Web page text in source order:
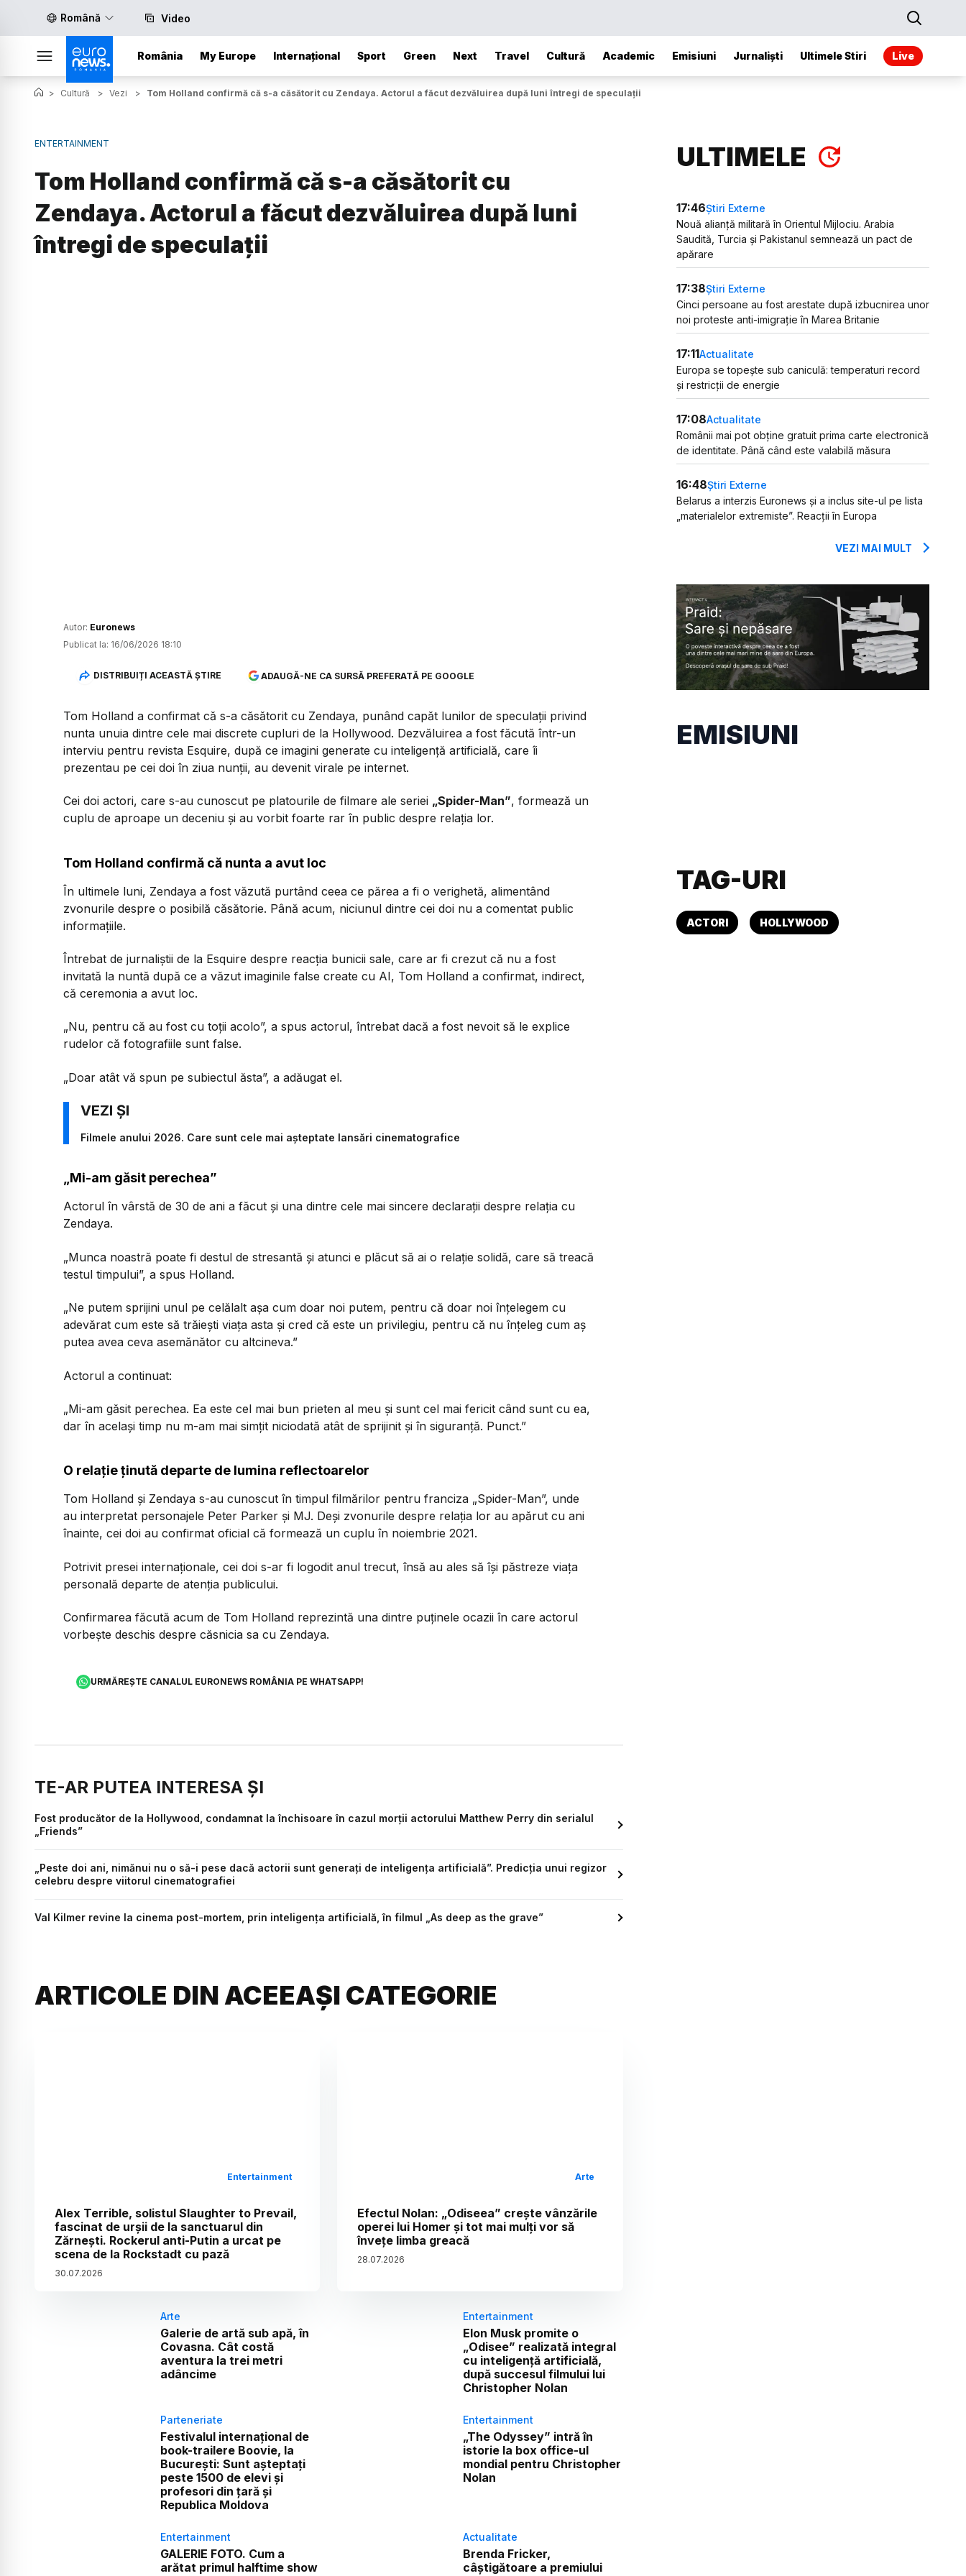
Română Video
România My Europe Internațional Sport Green Next Travel Cultură Academic Emisiuni Jurnaliști Ultimele Stiri Live
> Cultură > Vezi > Tom Holland confirmă că s-a căsătorit cu Zendaya. Actorul a făcut dezvăluirea după luni întregi de speculații
ENTERTAINMENT
Tom Holland confirmă că s-a căsătorit cu
Zendaya. Actorul a făcut dezvăluirea după luni
întregi de speculații
Autor: Euronews
Publicat la: 16/06/2026 18:10
DISTRIBUIȚI ACEASTĂ ȘTIRE ADAUGĂ-NE CA SURSĂ PREFERATĂ PE GOOGLE
Tom Holland a confirmat că s-a căsătorit cu Zendaya, punând capăt lunilor de speculații privind
nunta unuia dintre cele mai discrete cupluri de la Hollywood. Dezvăluirea a fost făcută într-un
interviu pentru revista Esquire, după ce imagini generate cu inteligență artificială, care îi
prezentau pe cei doi în ziua nunții, au devenit virale pe internet.
Cei doi actori, care s-au cunoscut pe platourile de filmare ale seriei „Spider-Man”, formează un
cuplu de aproape un deceniu și au vorbit foarte rar în public despre relația lor.
Tom Holland confirmă că nunta a avut loc
În ultimele luni, Zendaya a fost văzută purtând ceea ce părea a fi o verighetă, alimentând
zvonurile despre o posibilă căsătorie. Până acum, niciunul dintre cei doi nu a comentat public
informațiile.
Întrebat de jurnaliștii de la Esquire despre reacția bunicii sale, care ar fi crezut că nu a fost
invitată la nuntă după ce a văzut imaginile false create cu AI, Tom Holland a confirmat, indirect,
că ceremonia a avut loc.
„Nu, pentru că au fost cu toții acolo”, a spus actorul, întrebat dacă a fost nevoit să le explice
rudelor că fotografiile sunt false.
„Doar atât vă spun pe subiectul ăsta”, a adăugat el.
Filmele anului 2026. Care sunt cele mai așteptate lansări cinematografice
„Mi-am găsit perechea”
Actorul în vârstă de 30 de ani a făcut și una dintre cele mai sincere declarații despre relația cu
Zendaya.
„Munca noastră poate fi destul de stresantă și atunci e plăcut să ai o relație solidă, care să treacă
testul timpului”, a spus Holland.
„Ne putem sprijini unul pe celălalt așa cum doar noi putem, pentru că doar noi înțelegem cu
adevărat cum este să trăiești viața asta și cred că este un privilegiu, pentru că nu înțeleg cum aș
putea avea ceva asemănător cu altcineva.”
Actorul a continuat:
„Mi-am găsit perechea. Ea este cel mai bun prieten al meu și sunt cel mai fericit când sunt cu ea,
dar în același timp nu m-am mai simțit niciodată atât de sprijinit și în siguranță. Punct.”
O relație ținută departe de lumina reflectoarelor
Tom Holland și Zendaya s-au cunoscut în timpul filmărilor pentru franciza „Spider-Man”, unde
au interpretat personajele Peter Parker și MJ. Deși zvonurile despre relația lor au apărut cu ani
înainte, cei doi au confirmat oficial că formează un cuplu în noiembrie 2021.
Potrivit presei internaționale, cei doi s-ar fi logodit anul trecut, însă au ales să își păstreze viața
personală departe de atenția publicului.
Confirmarea făcută acum de Tom Holland reprezintă una dintre puținele ocazii în care actorul
vorbește deschis despre căsnicia sa cu Zendaya.
URMĂREȘTE CANALUL EURONEWS ROMÂNIA PE WHATSAPP!
TE-AR PUTEA INTERESA ȘI
Fost producător de la Hollywood, condamnat la închisoare în cazul morții actorului Matthew Perry din serialul
„Friends”
„Peste doi ani, nimănui nu o să-i pese dacă actorii sunt generați de inteligența artificială”. Predicția unui regizor
celebru despre viitorul cinematografiei
Val Kilmer revine la cinema post-mortem, prin inteligența artificială, în filmul „As deep as the grave”
ARTICOLE DIN ACEEAȘI CATEGORIE
Entertainment
Alex Terrible, solistul Slaughter to Prevail,
fascinat de urșii de la sanctuarul din
Zărnești. Rockerul anti-Putin a urcat pe
scena de la Rockstadt cu pază
30.07.2026
Arte
Efectul Nolan: „Odiseea” crește vânzările
operei lui Homer și tot mai mulți vor să
învețe limba greacă
28.07.2026
Arte
Galerie de artă sub apă, în
Covasna. Cât costă
aventura la trei metri
adâncime
Entertainment
Elon Musk promite o
„Odisee” realizată integral
cu inteligență artificială,
după succesul filmului lui
Christopher Nolan
Parteneriate
Festivalul internațional de
book-trailere Boovie, la
București: Sunt așteptați
peste 1500 de elevi și
profesori din țară și
Republica Moldova
Entertainment
„The Odyssey” intră în
istorie la box office-ul
mondial pentru Christopher
Nolan
Entertainment
GALERIE FOTO. Cum a
arătat primul halftime show
Actualitate
Brenda Fricker,
câștigătoare a premiului
ULTIMELE
17:46Știri Externe
Nouă alianță militară în Orientul Mijlociu. Arabia
Saudită, Turcia și Pakistanul semnează un pact de
apărare
17:38Știri Externe
Cinci persoane au fost arestate după izbucnirea unor
noi proteste anti-imigrație în Marea Britanie
17:11Actualitate
Europa se topește sub caniculă: temperaturi record
și restricții de energie
17:08Actualitate
Românii mai pot obține gratuit prima carte electronică
de identitate. Până când este valabilă măsura
16:48Știri Externe
Belarus a interzis Euronews și a inclus site-ul pe lista
„materialelor extremiste”. Reacții în Europa
VEZI MAI MULT
EMISIUNI
TAG-URI
ACTORI HOLLYWOOD